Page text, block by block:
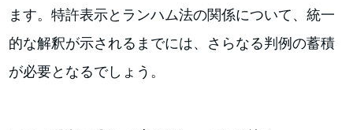
ます。特許表示とランハム法の関係について、統一
的な解釈が示されるまでには、さらなる判例の蓄積
が必要となるでしょう。